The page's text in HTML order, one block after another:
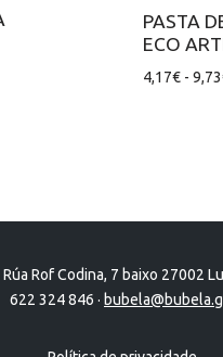
PASTA
ECO
4,17€ - 9,73
Rúa Rof Codina, 7 baixo 27002
622 324 846 ·